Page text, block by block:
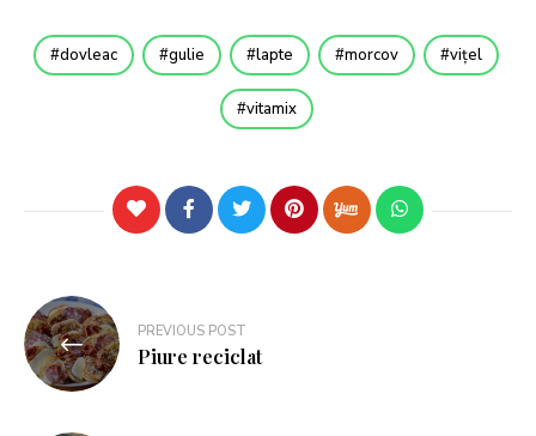
dovleac gulie lapte morcov vițel
vitamix
PREVIOUS POST
Piure reciclat